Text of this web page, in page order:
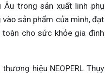
Âu trong sản xuất linh phụ
sản phẩm của mình, đạt
toàn cho sức khỏe gia đình
hiệu NEOPERL Thụy